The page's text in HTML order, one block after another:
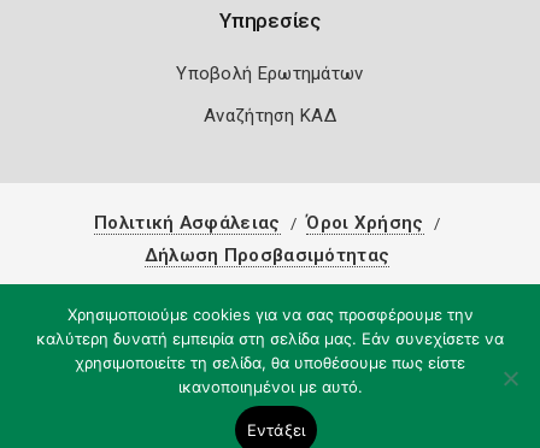
Υπηρεσίες
Υποβολή Ερωτημάτων
Αναζήτηση ΚΑΔ
Πολιτική Ασφάλειας
Όροι Χρήσης
Δήλωση Προσβασιμότητας
Χρησιμοποιούμε cookies για να σας προσφέρουμε την
καλύτερη δυνατή εμπειρία στη σελίδα μας. Εάν συνεχίσετε να
χρησιμοποιείτε τη σελίδα, θα υποθέσουμε πως είστε
ικανοποιημένοι με αυτό.
Εντάξει